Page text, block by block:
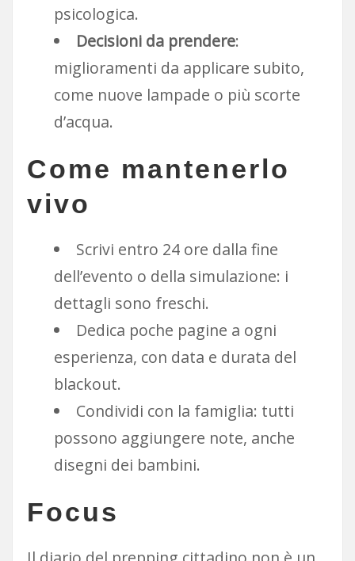
psicologica.
Decisioni da prendere:
miglioramenti da applicare subito,
come nuove lampade o più scorte
d’acqua.
Come mantenerlo
vivo
Scrivi entro 24 ore dalla fine
dell’evento o della simulazione: i
dettagli sono freschi.
Dedica poche pagine a ogni
esperienza, con data e durata del
blackout.
Condividi con la famiglia: tutti
possono aggiungere note, anche
disegni dei bambini.
Focus